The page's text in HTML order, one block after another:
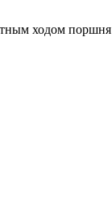
ходом поршня